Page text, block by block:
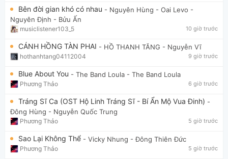
Bên đời gian khó có nhau - Nguyên Hùng - Oai Levo -
Nguyên Định - Bửu Ấn
musiclistener103_5 10 giờ trước
CÁNH HỒNG TÀN PHAI - HỒ THANH TĂNG - Nguyễn Vĩ
hothanhtang04112004 9 giờ trước
Blue About You - The Band Loula - The Band Loula
Phương Thảo 6 giờ trước
Tráng Sĩ Ca (OST Hộ Linh Tráng Sĩ - Bí Ẩn Mộ Vua Đinh) -
Đông Hùng - Nguyễn Quốc Trung
Phương Thảo 5 giờ trước
Sao Lại Không Thể - Vicky Nhung - Đông Thiên Đức
Phương Thảo 5 giờ trước